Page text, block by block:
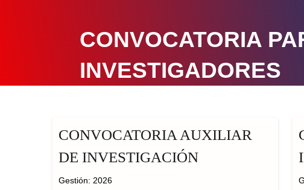
CONVOCATORIA
INVESTIGADORES
CONVOCATORIA AUXILIAR
DE INVESTIGACIÓN
Gestión: 2026